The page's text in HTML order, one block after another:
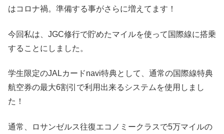
はコロナ禍。準備する事がさらに増えてます！
今回私は、JGC修行で貯めたマイルを使って国際線に搭乗
することにしました。
学生限定のJALカードnavi特典として、通常の国際線特典
航空券の最大6割引で利用出来るシステムを使用しまし
た！
通常、ロサンゼルス往復エコノミークラスで5万マイルの